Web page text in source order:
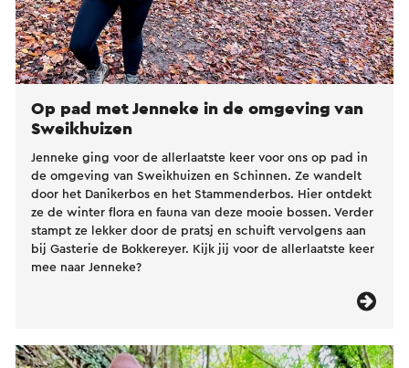
Op pad met Jenneke in de omgeving van
Sweikhuizen
Jenneke ging voor de allerlaatste keer voor ons op pad in
de omgeving van Sweikhuizen en Schinnen. Ze wandelt
door het Danikerbos en het Stammenderbos. Hier ontdekt
ze de winter flora en fauna van deze mooie bossen. Verder
stampt ze lekker door de pratsj en schuift vervolgens aan
bij Gasterie de Bokkereyer. Kijk jij voor de allerlaatste keer
mee naar Jenneke?